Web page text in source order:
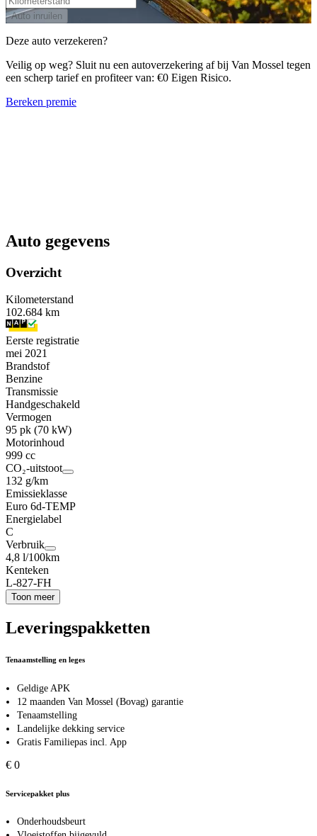
Auto inruilen
Deze auto verzekeren?
Veilig op weg? Sluit nu een autoverzekering af bij Van Mossel tegen
een scherp tarief en profiteer van: €0 Eigen Risico.
Bereken premie
Auto gegevens
Overzicht
Kilometerstand
102.684 km
Eerste registratie
mei 2021
Brandstof
Benzine
Transmissie
Handgeschakeld
Vermogen
95 pk (70 kW)
Motorinhoud
999 cc
CO₂-uitstoot
132 g/km
Emissieklasse
Euro 6d-TEMP
Energielabel
C
Verbruik
4,8 l/100km
Kenteken
L-827-FH
Toon meer
Leveringspakketten
Tenaamstelling en leges
Geldige APK
12 maanden Van Mossel (Bovag) garantie
Tenaamstelling
Landelijke dekking service
Gratis Familiepas incl. App
€ 0
Servicepakket plus
Onderhoudsbeurt